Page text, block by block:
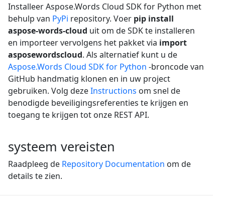
Installeer Aspose.Words Cloud SDK for Python met
behulp van PyPi repository. Voer pip install
aspose-words-cloud uit om de SDK te installeren
en importeer vervolgens het pakket via import
asposewordscloud. Als alternatief kunt u de
Aspose.Words Cloud SDK for Python -broncode van
GitHub handmatig klonen en in uw project
gebruiken. Volg dezeInstructions om snel de
benodigde beveiligingsreferenties te krijgen en
toegang te krijgen tot onze REST API.
systeem vereisten
Raadpleeg de Repository Documentation om de
details te zien.